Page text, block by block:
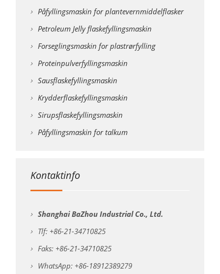
Påfyllingsmaskin for plantevernmiddelflasker
Petroleum Jelly flaskefyllingsmaskin
Forseglingsmaskin for plastrørfylling
Proteinpulverfyllingsmaskin
Sausflaskefyllingsmaskin
Krydderflaskefyllingsmaskin
Sirupsflaskefyllingsmaskin
Påfyllingsmaskin for talkum
Kontaktinfo
Shanghai BaZhou Industrial Co., Ltd.
Tlf: +86-21-34710825
Faks: +86-21-34710825
WhatsApp: +86-18912389279